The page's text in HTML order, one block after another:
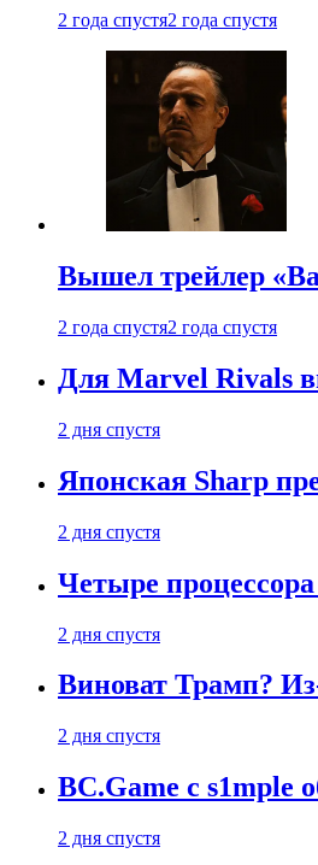
2 года спустя2 года спустя
Вышел трейлер
2 года спустя2 года спустя
Для Marvel Rivals
2 дня спустя
Японская Sharp
2 дня спустя
Четыре
2 дня спустя
Виноват Трамп?
2 дня спустя
BC.Game с s1mple
2 дня спустя